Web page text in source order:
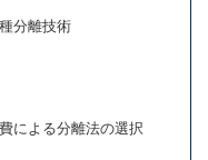
分離技術
よる分離法の選択